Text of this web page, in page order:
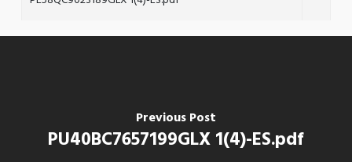
Previous Post
PU40BC7657199GLX 1(4)-ES.pdf